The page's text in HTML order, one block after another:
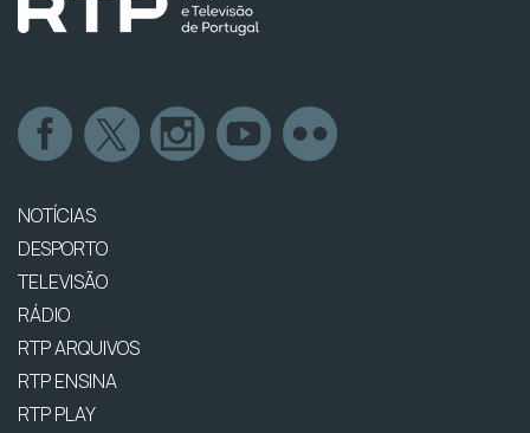
NOTÍCIAS
DESPORTO
TELEVISÃO
RÁDIO
RTP ARQUIVOS
RTP ENSINA
RTP PLAY